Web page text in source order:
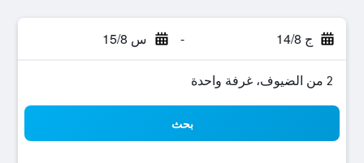
ج 14/8 - س 15/8
2 من الضيوف، غرفة واحدة
بحث